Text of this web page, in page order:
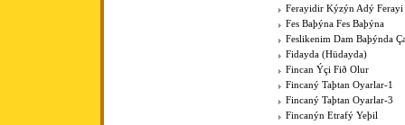
Ferayidir Kýzýn Adý Ferayi
Fes Baþýna Fes Baþýna
Feslikenim Dam Baþýnda
Fidayda (Hüdayda)
Fincan Ýçi Fið Olur
Fincaný Taþtan Oyarlar-1
Fincaný Taþtan Oyarlar-3
Fincanýn Etrafý Yeþil